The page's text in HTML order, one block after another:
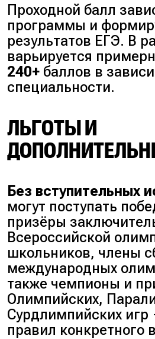
Проходной балл
программы и
результатов ЕГЭ. В
варьируется
240+ баллов в
специальности.
ЛЬГОТЫ И
Без вступительных
могут поступать
призёры
Всероссийской
школьников, члены
международных
также чемпионы и
Олимпийских,
Сурдлимпийских
правил конкретного